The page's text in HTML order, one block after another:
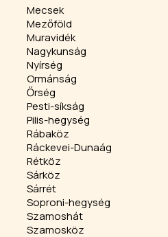
Mecsek
Mezőföld
Muravidék
Nagykunság
Nyírség
Ormánság
Őrség
Pesti-síkság
Pilis-hegység
Rábaköz
Ráckevei-Dunaág
Rétköz
Sárköz
Sárrét
Soproni-hegység
Szamoshát
Szamosköz